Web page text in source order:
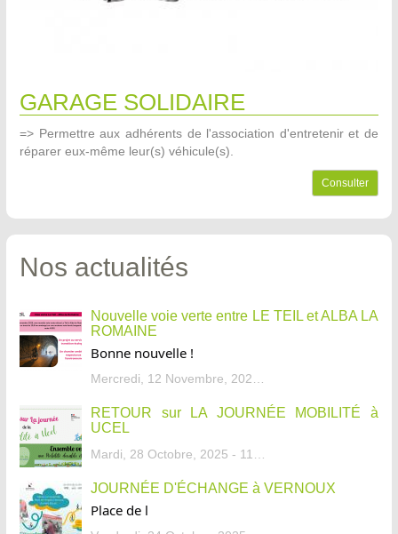
GARAGE SOLIDAIRE
=> Permettre aux adhérents de l'association d'entretenir et de
réparer eux-même leur(s) véhicule(s).
Consulter
Nos actualités
Nouvelle voie verte entre LE TEIL et ALBA LA
ROMAINE
Bonne nouvelle !
RETOUR sur LA JOURNÉE MOBILITÉ à
UCEL
JOURNÉE D'ÉCHANGE à VERNOUX
Place de l